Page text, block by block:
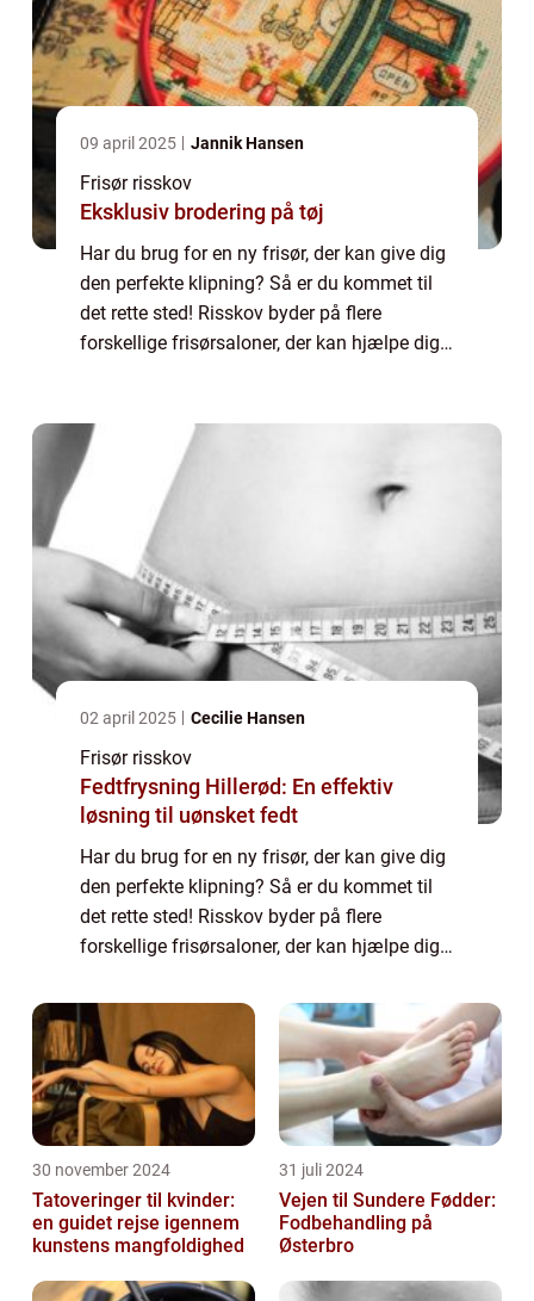
09 april 2025 Jannik Hansen
Frisør risskov
Eksklusiv brodering på tøj
Har du brug for en ny frisør, der kan give dig
den perfekte klipning? Så er du kommet til
det rette sted! Risskov byder på flere
forskellige frisørsaloner, der kan hjælpe dig
02 april 2025 Cecilie Hansen
Frisør risskov
Fedtfrysning Hillerød: En effektiv
løsning til uønsket fedt
Har du brug for en ny frisør, der kan give dig
den perfekte klipning? Så er du kommet til
det rette sted! Risskov byder på flere
forskellige frisørsaloner, der kan hjælpe dig
30 november 2024
Tatoveringer til kvinder:
en guidet rejse igennem
kunstens mangfoldighed
31 juli 2024
Vejen til Sundere Fødder:
Fodbehandling på
Østerbro